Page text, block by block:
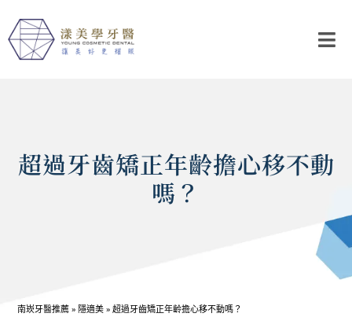
超過牙齒矯正年齡擔心移不動
嗎？
南崁牙醫推薦 » 隱適美 » 超過牙齒矯正年齡擔心移不動嗎？